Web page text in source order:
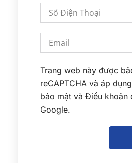
Trang web này được
reCAPTCHA và áp dụng
bảo mật và Điều khoản
Google.